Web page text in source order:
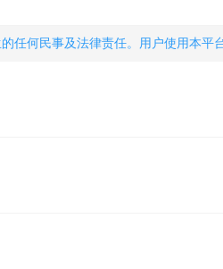
何民事及法律责任。用户使用本平